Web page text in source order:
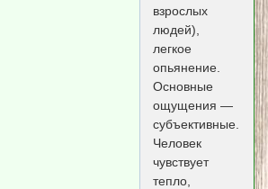
взрослых
людей),
легкое
опьянение.
Основные
ощущения —
субъективные.
Человек
чувствует
тепло,